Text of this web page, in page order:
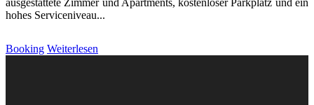
hohes Serviceniveau...
Booking Weiterlesen